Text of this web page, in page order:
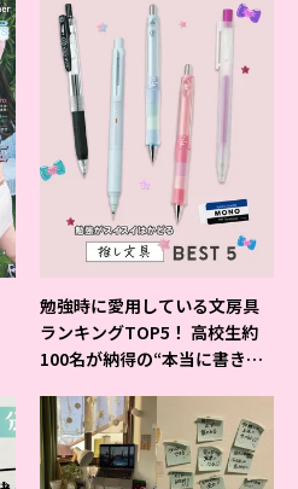
勉強時に愛用している文房具
ランキングTOP5！ 高校生約
100名が納得の“本当に書きや